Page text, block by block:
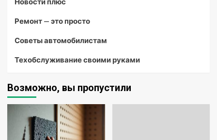
Ремонт — это просто
Советы автомобилистам
Техобслуживание своими руками
Возможно, вы пропустили